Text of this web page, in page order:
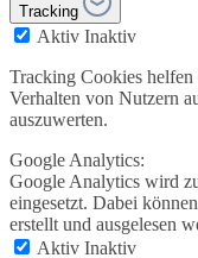
Tracking
Aktiv Inaktiv
Tracking Cookies helfen
Verhalten von Nutzern
auszuwerten.
Google Analytics:
Google Analytics wird
eingesetzt. Dabei
erstellt und ausgelesen
Aktiv Inaktiv